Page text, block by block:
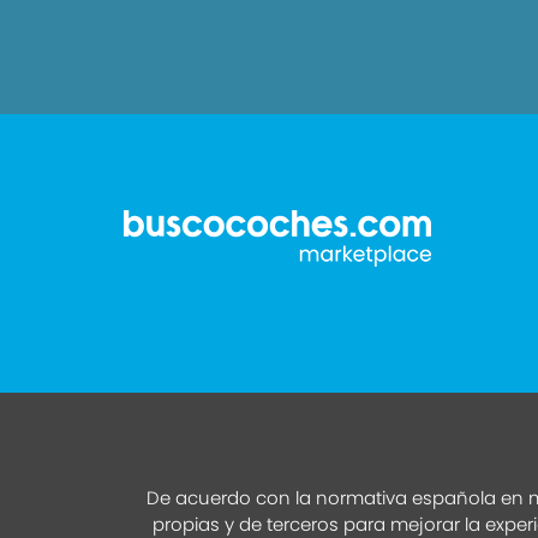
De acuerdo con la normativa española en
propias y de terceros para mejorar la